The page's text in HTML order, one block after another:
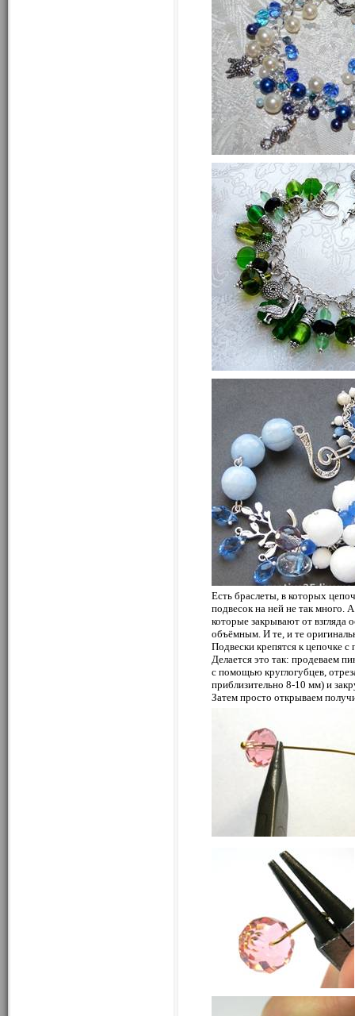
Есть браслеты, в которых
подвесок на ней не так много.
которые закрывают от взгляда
объёмным. И те, и те
Подвески крепятся к цепочке
Делается это так: продеваем
с помощью круглогубцев,
приблизительно 8-10 мм) и
Затем просто открываем